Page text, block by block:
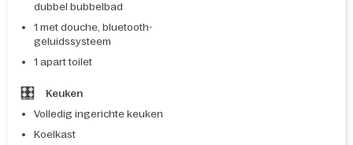
dubbel bubbelbad
1 met douche, bluetooth-
geluidssysteem
1 apart toilet
Keuken
Volledig ingerichte keuken
Koelkast